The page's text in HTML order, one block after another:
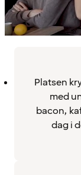
Platsen
med
bacon,
dag i